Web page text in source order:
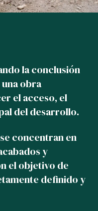
la conclusión
obra
el acceso, el
del desarrollo.
concentran en
y
el objetivo de
definido y